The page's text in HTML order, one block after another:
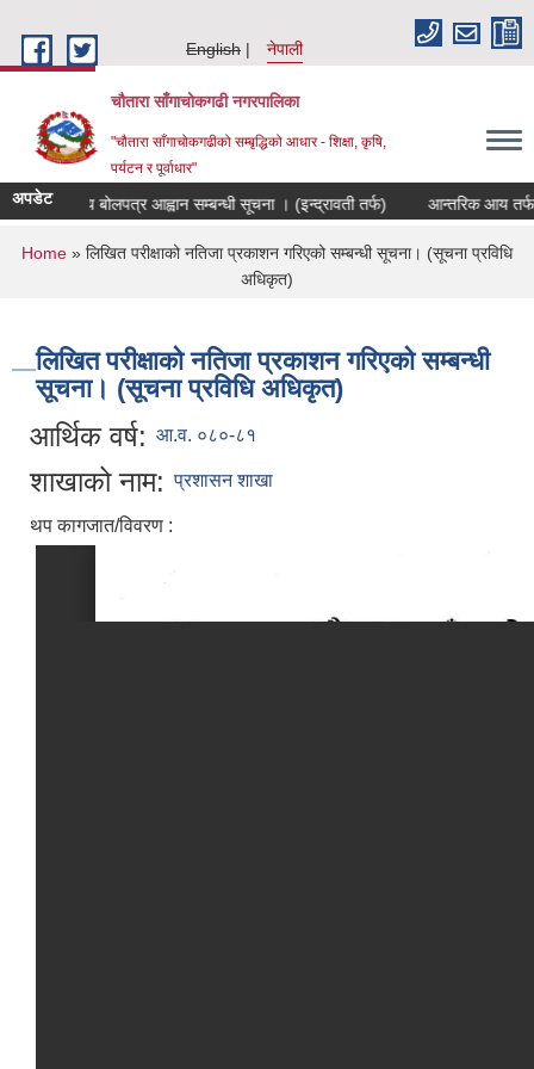
English
नेपाली
चौतारा साँगाचोकगढी नगरपालिका
"चौतारा साँगाचोकगढीको सम्बृद्धिको आधार - शिक्षा, कृषि,
पर्यटन र पूर्वाधार"
अपडेट
विद्युतीय बोलपत्र आह्वान सम्बन्धी सूचना । (इन्द्रावती तर्फ) आन्तरिक आय तर्फको
You are here
Home » लिखित परीक्षाको नतिजा प्रकाशन गरिएको सम्बन्धी सूचना। (सूचना प्रविधि
अधिकृत)
लिखित परीक्षाको नतिजा प्रकाशन गरिएको सम्बन्धी
सूचना। (सूचना प्रविधि अधिकृत)
आर्थिक वर्ष: आ.व. ०८०-८१
शाखाको नाम: प्रशासन शाखा
थप कागजात/विवरण :